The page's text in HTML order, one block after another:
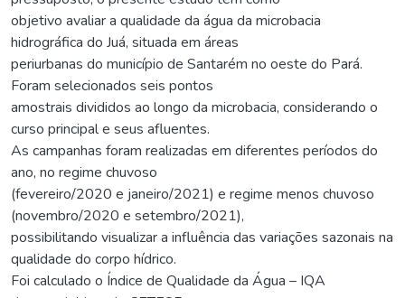
objetivo avaliar a qualidade da água da microbacia
hidrográfica do Juá, situada em áreas
periurbanas do município de Santarém no oeste do Pará.
Foram selecionados seis pontos
amostrais divididos ao longo da microbacia, considerando o
curso principal e seus afluentes.
As campanhas foram realizadas em diferentes períodos do
ano, no regime chuvoso
(fevereiro/2020 e janeiro/2021) e regime menos chuvoso
(novembro/2020 e setembro/2021),
possibilitando visualizar a influência das variações sazonais na
qualidade do corpo hídrico.
Foi calculado o Índice de Qualidade da Água – IQA